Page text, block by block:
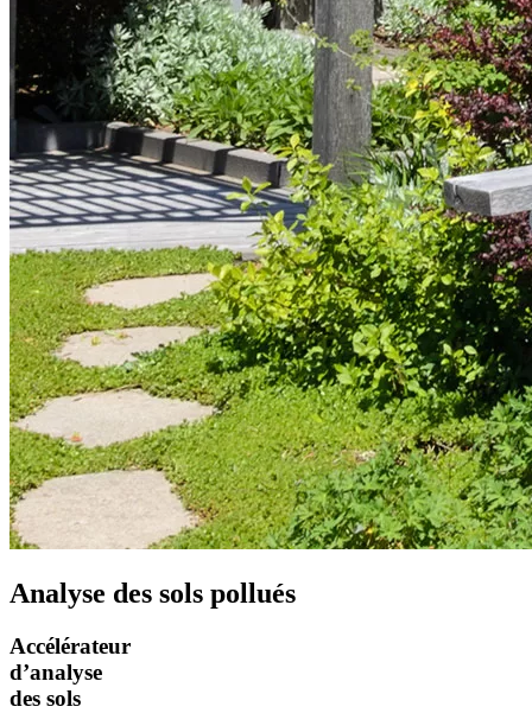
Analyse des sols pollués
Accélérateur
d’analyse
des sols